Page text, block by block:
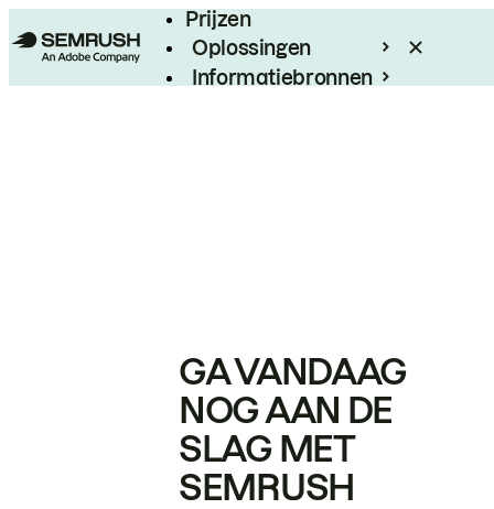
Prijzen
Oplossingen
Informatiebronnen
GA VANDAAG
NOG AAN DE
SLAG MET
SEMRUSH